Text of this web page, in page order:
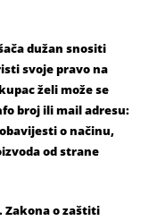
dužan snositi
svoje pravo na
želi može se
broj ili mail adresu:
o načinu,
od strane
Zakona o zaštiti